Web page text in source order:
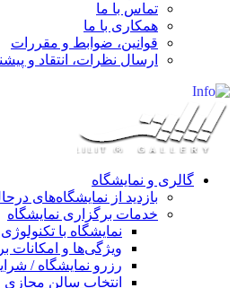
تماس با ما
همکاری با ما
قوانین، ضوابط و مقررات
ارسال نظرات، انتقاد و
گالری و نمایشگاه
بازدید از نمایشگاه‌های
خدمات برگزاری نمایشگاه
نمایشگاه با
ویژگی‌ها و امکانات
رزرو نمایشگاه /
انتخاب سالن مجازی